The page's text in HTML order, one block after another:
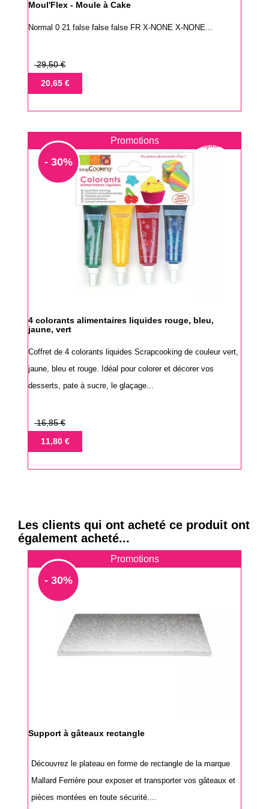
Moul'Flex - Moule à Cake
Normal 0 21 false false false FR X-NONE X-NONE...
Prix
base
29,50 €
Prix20,65 €
Rupture
Promotions
- 30%
4 colorants alimentaires liquides rouge, bleu,
jaune, vert
Coffret de 4 colorants liquides Scrapcooking de couleur vert,
jaune, bleu et rouge. Idéal pour colorer et décorer vos
desserts, pate à sucre, le glaçage...
Prix
base
16,85 €
Prix11,80 €
Les clients qui ont acheté ce produit ont
également acheté...
Promotions
- 30%
Support à gâteaux rectangle
Découvrez le plateau en forme de rectangle de la marque
Mallard Ferrière pour exposer et transporter vos gâteaux et
pièces montées en toute sécurité....